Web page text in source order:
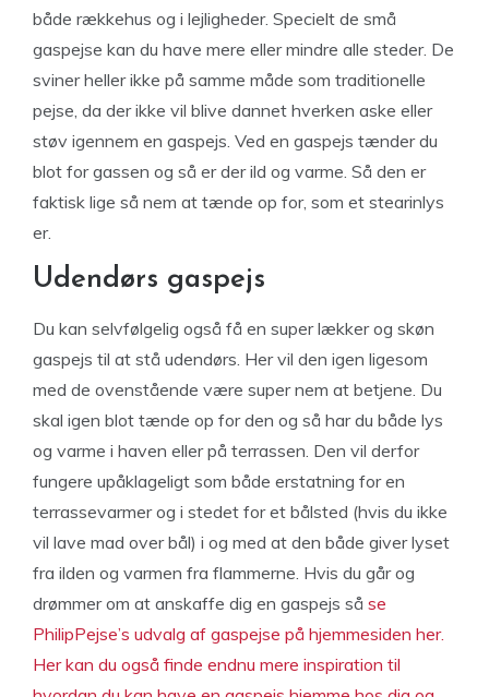
både rækkehus og i lejligheder. Specielt de små
gaspejse kan du have mere eller mindre alle steder. De
sviner heller ikke på samme måde som traditionelle
pejse, da der ikke vil blive dannet hverken aske eller
støv igennem en gaspejs. Ved en gaspejs tænder du
blot for gassen og så er der ild og varme. Så den er
faktisk lige så nem at tænde op for, som et stearinlys
er.
Udendørs gaspejs
Du kan selvfølgelig også få en super lækker og skøn
gaspejs til at stå udendørs. Her vil den igen ligesom
med de ovenstående være super nem at betjene. Du
skal igen blot tænde op for den og så har du både lys
og varme i haven eller på terrassen. Den vil derfor
fungere upåklageligt som både erstatning for en
terrassevarmer og i stedet for et bålsted (hvis du ikke
vil lave mad over bål) i og med at den både giver lyset
fra ilden og varmen fra flammerne. Hvis du går og
drømmer om at anskaffe dig en gaspejs så se
PhilipPejse’s udvalg af gaspejse på hjemmesiden her.
Her kan du også finde endnu mere inspiration til